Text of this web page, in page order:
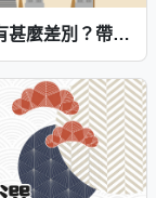
【遊日小知識】御朱印是甚麼？跟御守有甚麼差別？帶你了解御朱印的魅力！